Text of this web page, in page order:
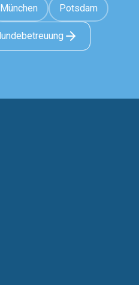
München Potsdam